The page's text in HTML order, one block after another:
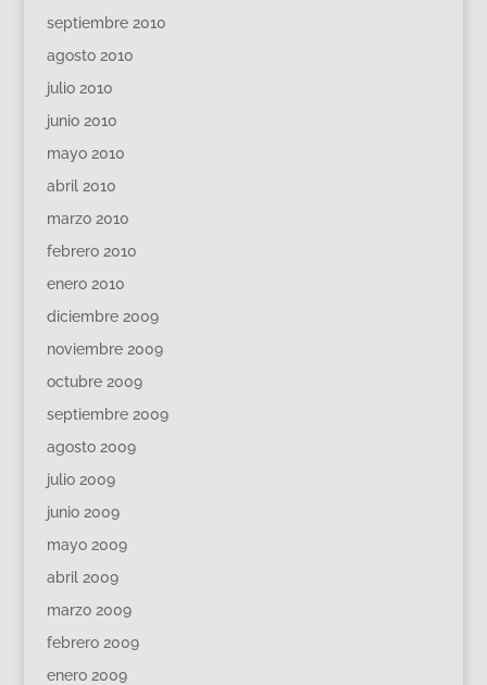
septiembre 2010
agosto 2010
julio 2010
junio 2010
mayo 2010
abril 2010
marzo 2010
febrero 2010
enero 2010
diciembre 2009
noviembre 2009
octubre 2009
septiembre 2009
agosto 2009
julio 2009
junio 2009
mayo 2009
abril 2009
marzo 2009
febrero 2009
enero 2009